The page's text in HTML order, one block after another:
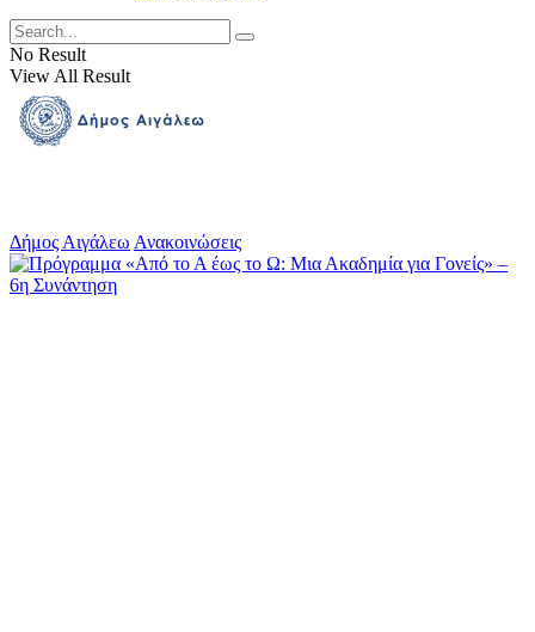
No Result
View All Result
Δήμος Αιγάλεω Ανακοινώσεις